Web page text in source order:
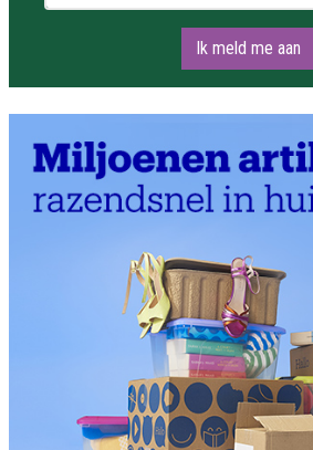
Ik meld me aan